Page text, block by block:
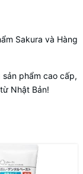
Sakura và Hàng
phẩm cao cấp,
Nhật Bản!